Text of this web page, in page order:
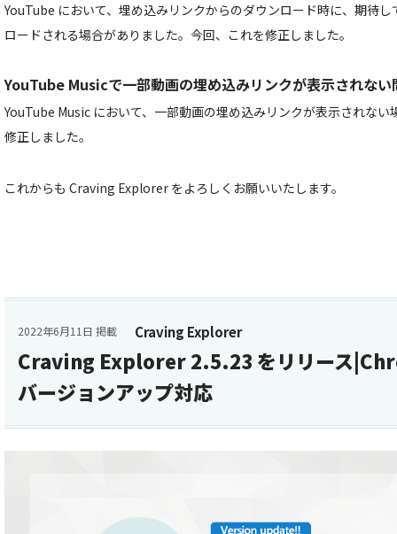
YouTube において、埋め込みリンクからのダウンロード時に、期待
ロードされる場合がありました。今回、これを修正しました。
YouTube Musicで一部動画の埋め込みリンクが表示されない
YouTube Music において、一部動画の埋め込みリンクが表示されな
修正しました。
これからも Craving Explorer をよろしくお願いいたします。
Craving Explorer
2022年6月11日 掲載
Craving Explorer 2.5.23 をリリース
バージョンアップ対応